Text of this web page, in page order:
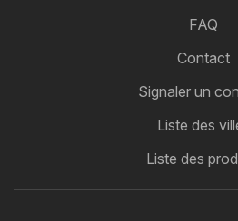
FAQ
Contact
Signaler un
Liste des
Liste des